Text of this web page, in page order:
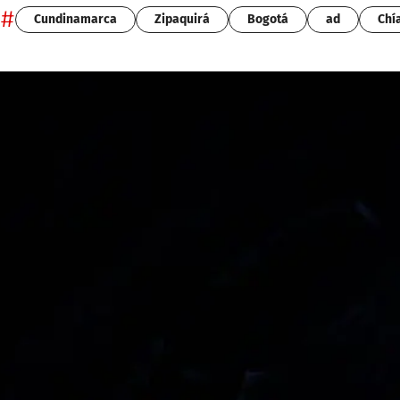
# Cundinamarca Zipaquirá Bogotá ad